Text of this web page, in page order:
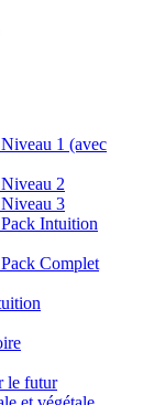
1 (avec
2
3
Intuition
Complet
le futur